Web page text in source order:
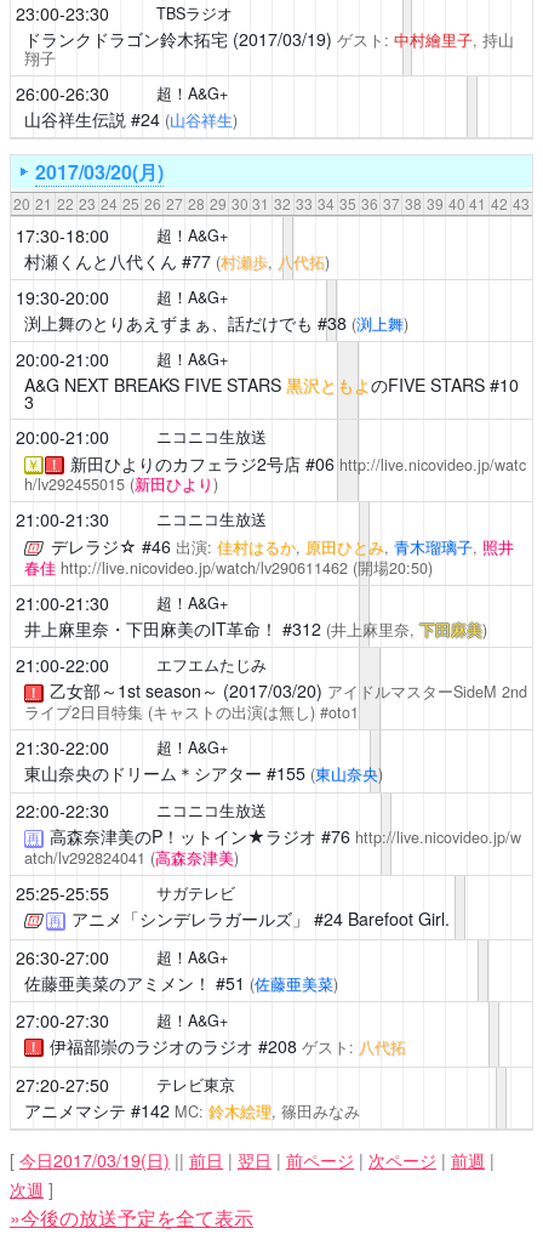
23:00-23:30 TBSラジオ
ドランクドラゴン鈴木拓宅 (2017/03/19) ゲスト: 中村繪里子, 持山
翔子
26:00-26:30 超！A&G+
山谷祥生伝説#24 (山谷祥生)
2017/03/20(月)
20 21 22 23 24 25 26 27 28 29 30 31 32 33 34 35 36 37 38 39 40 41 42 43
17:30-18:00 超！A&G+
村瀬くんと八代くん #77 (村瀬歩, 八代拓)
19:30-20:00 超！A&G+
渕上舞のとりあえずまぁ、話だけでも #38 (渕上舞)
20:00-21:00 超！A&G+
A&G NEXT BREAKS FIVE STARS 黒沢ともよのFIVE STARS #10
3
20:00-21:00
ニコニコ生放送
￥ ！ 新田ひよりのカフェラジ2号店#06 http://live.nicovideo.jp/watc
h/lv292455015 (新田ひより)
21:00-21:30 ニコニコ生放送
デレラジ☆ #46 出演: 佳村はるか, 原田ひとみ, 青木瑠璃子, 照井
春佳 http://live.nicovideo.jp/watch/lv290611462(開場20:50)
21:00-21:30 超！A&G+
井上麻里奈・下田麻美のIT革命！ #312 (井上麻里奈,下田麻美)
21:00-22:00 エフエムたじみ
！ 乙女部～1st season～ (2017/03/20) アイドルマスターSideM 2nd
ライブ2日目特集 (キャストの出演は無し) #oto1
21:30-22:00 超！A&G+
東山奈央のドリーム＊シアター #155 (東山奈央)
22:00-22:30 ニコニコ生放送
再 高森奈津美のP！ットイン★ラジオ #76 http://live.nicovideo.jp/w
atch/lv292824041 (高森奈津美)
25:25-25:55 サガテレビ
再 アニメ「シンデレラガールズ」 #24 Barefoot Girl.
26:30-27:00
超！A&G+
佐藤亜美菜のアミメン！ #51 (佐藤亜美菜)
27:00-27:30 超！A&G+
！ 伊福部崇のラジオのラジオ #208 ゲスト: 八代拓
27:20-27:50 テレビ東京
アニメマシテ #142 MC: 鈴木絵理, 篠田みなみ
[ 今日2017/03/19(日) || 前日 | 翌日 | 前ページ | 次ページ | 前週 |
次週 ]
»今後の放送予定を全て表示